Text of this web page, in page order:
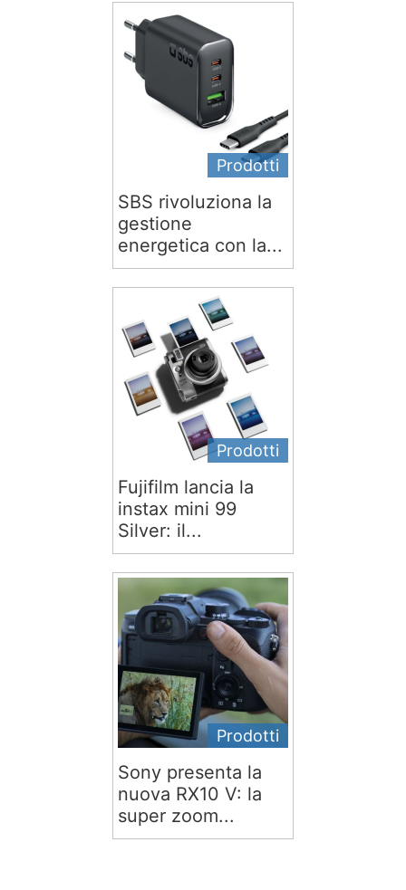
Prodotti
SBS rivoluziona la
gestione
energetica con la...
Prodotti
Fujifilm lancia la
instax mini 99
Silver: il...
Prodotti
Sony presenta la
nuova RX10 V: la
super zoom...